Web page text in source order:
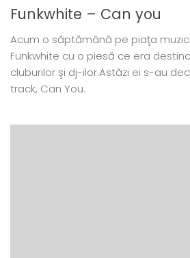
Funkwhite – Can you
Acum o săptămână pe piaţa
Funkwhite cu o piesă ce era
cluburilor şi dj-ilor.Astăzi ei s-au
track, Can You.